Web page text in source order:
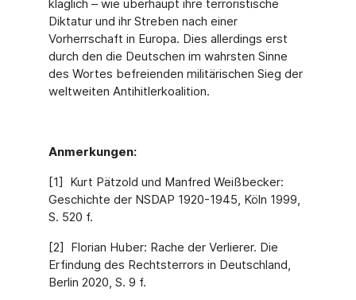
kläglich – wie überhaupt ihre terroristische
Diktatur und ihr Streben nach einer
Vorherrschaft in Europa. Dies allerdings erst
durch den die Deutschen im wahrsten Sinne
des Wortes befreienden militärischen Sieg der
weltweiten Antihitlerkoalition.
Anmerkungen:
[1] Kurt Pätzold und Manfred Weißbecker:
Geschichte der NSDAP 1920-1945, Köln 1999,
S. 520 f.
[2] Florian Huber: Rache der Verlierer. Die
Erfindung des Rechtsterrors in Deutschland,
Berlin 2020, S. 9 f.